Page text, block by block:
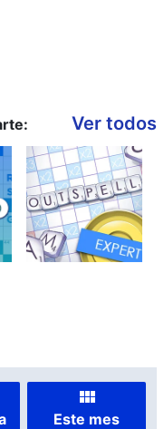
Ver todos
Este mes